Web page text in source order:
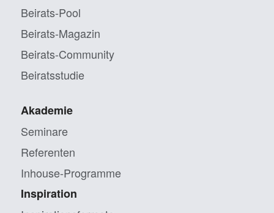
Beirats-Pool
Beirats-Magazin
Beirats-Community
Beiratsstudie
Akademie
Seminare
Referenten
Inhouse-Programme
Inspiration